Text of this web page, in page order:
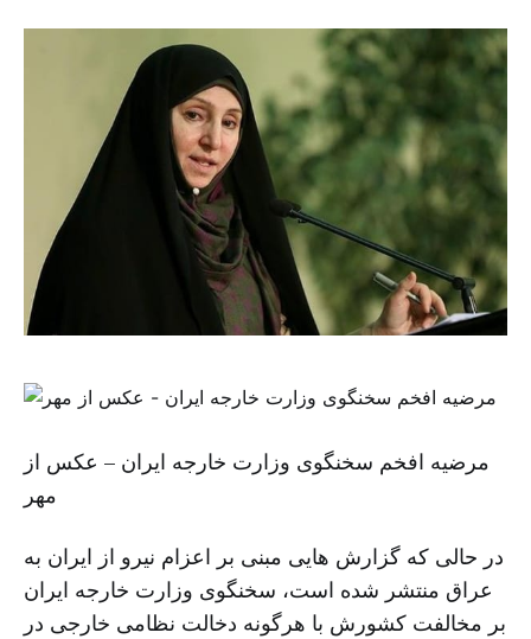
مرضیه افخم سخنگوی وزارت خارجه ایران – عکس از
مهر
در حالی که گزارش هایی مبنی بر اعزام نیرو از ایران به
عراق منتشر شده است، سخنگوی وزارت خارجه ایران
بر مخالفت کشورش با هرگونه دخالت نظامی خارجی در